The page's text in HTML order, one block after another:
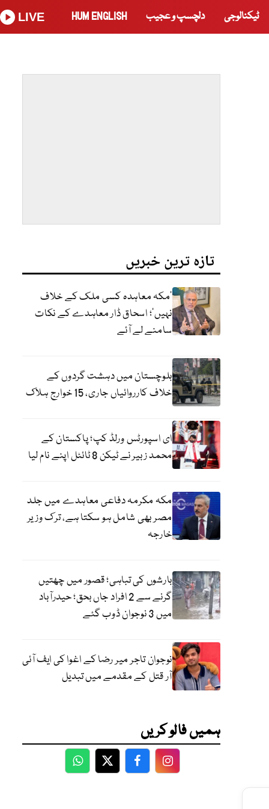
ٹیکنالوجی دلچسپ و عجیب HUM ENGLISH
LIVE
تازہ ترین خبریں
‘مکہ معاہدہ کسی ملک کے خلاف
نہیں’؛ اسحاق ڈار معاہدے کے نکات
سامنے لے آئے
بلوچستان میں دہشت گردوں کے
خلاف کارروائیاں جاری، 15 خوارج ہلاک
ای اسپورٹس ورلڈ کپ؛ پاکستان کے
محمد زبیر نے ٹیکن 8 ٹائٹل اپنے نام لیا
مکہ مکرمہ دفاعی معاہدے میں جلد
مصر بھی شامل ہو سکتا ہے، ترک وزیر
خارجہ
بارشوں کی تباہی؛ قصور میں چھتیں
گرنے سے 2 افراد جاں بحق؛ حیدرآباد
میں 3 نوجوان ڈوب گئے
نوجوان تاجر میر رضا کے اغوا کی ایف آئی
آر قتل کے مقدمے میں تبدیل
ہمیں فالو کریں
WhatsApp
TwitterFacebookFacebook